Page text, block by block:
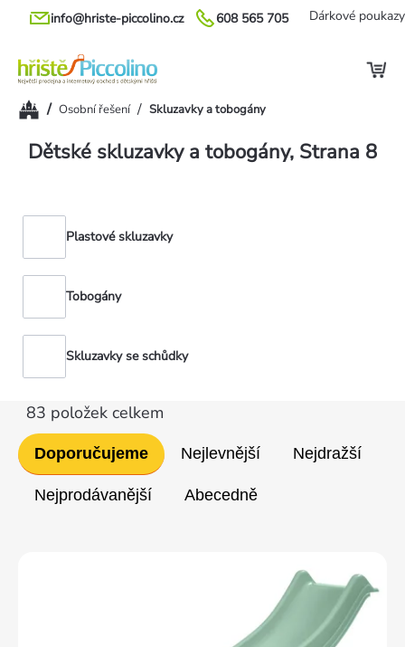
Přejít
608 565 705
info@hriste-piccolino.cz Dárkové poukazy
Domů/ Osobní řešení / Skluzavky a tobogány
Dětské skluzavky a tobogány, Strana 8
Plastové skluzavky
Tobogány
Skluzavky se schůdky
Řazení
produktů
Doporučujeme Nejlevnější Nejdražší
Nejprodávanější Abecedně
83 položek celkem